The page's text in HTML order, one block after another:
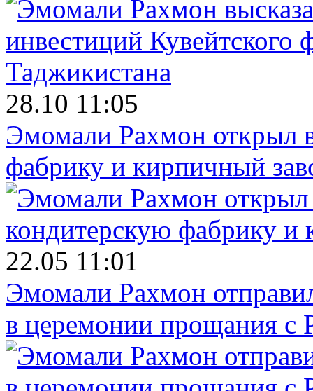
28.10 11:05
Эмомали Рахмон открыл
фабрику и кирпичный
22.05 11:01
Эмомали Рахмон
в церемонии прощания с